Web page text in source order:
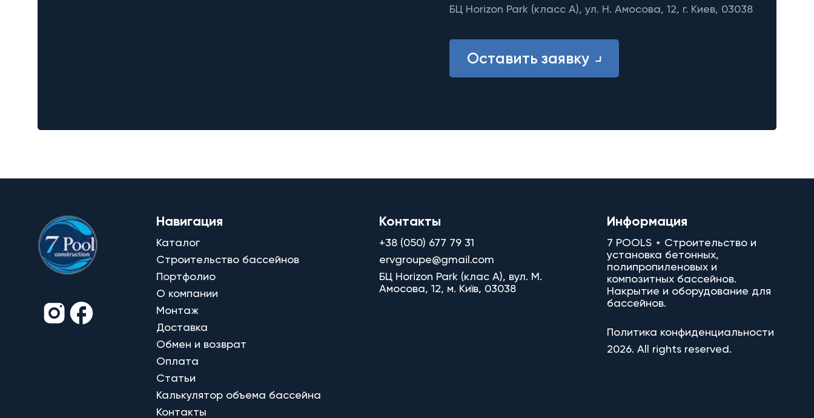
БЦ Horizon Park (класс A), ул. Н. Амосова, 12, г. Киев, 03038
Оставить заявку
Навигация
Каталог
Строительство бассейнов
Портфолио
О компании
Монтаж
Доставка
Обмен и возврат
Оплата
Статьи
Калькулятор объема бассейна
Контакты
Контакты
+38 (050) 677 79 31
ervgroupe@gmail.com
БЦ Horizon Park (клас A), вул. М.
Амосова, 12, м. Київ, 03038
Информация
7 POOLS ⋆ Строительство и
установка бетонных,
полипропиленовых и
композитных бассейнов.
Накрытие и оборудование для
бассейнов.
Политика конфиденциальности
2026. All rights reserved.